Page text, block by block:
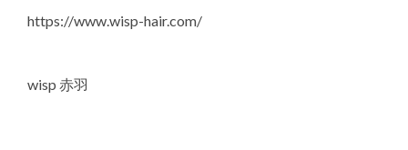
https://www.wisp-hair.com/
wisp 赤羽